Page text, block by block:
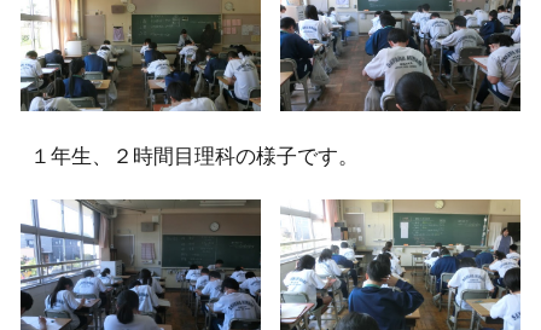
１年生、２時間目理科の様子です。